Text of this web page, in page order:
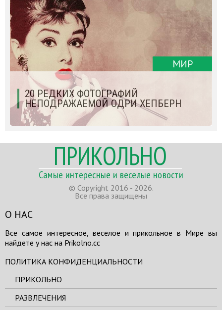
МИР
20 РЕДКИХ ФОТОГРАФИЙ
НЕПОДРАЖАЕМОЙ ОДРИ ХЕПБЕРН
ПРИКОЛЬНО
Самые интересные и веселые новости
© Copyright 2016 - 2026.
Все права защищены
О НАС
Все самое интересное, веселое и прикольное в Мире вы
найдете у нас на Prikolno.cc
ПОЛИТИКА КОНФИДЕНЦИАЛЬНОСТИ
ПРИКОЛЬНО
РАЗВЛЕЧЕНИЯ